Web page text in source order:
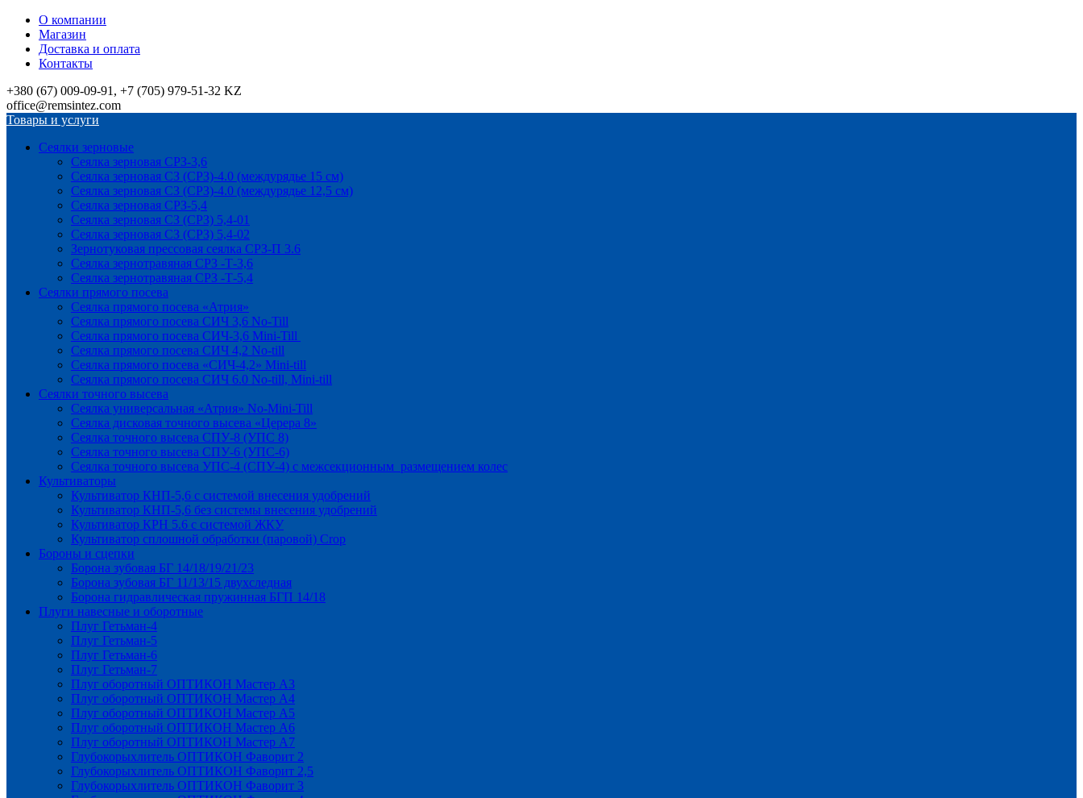
О компании
Магазин
Доставка и оплата
Контакты
+380 (67) 009-09-91, +7 (705) 979-51-32 KZ
office@remsintez.com
Товары и услуги
Сеялки зерновые
Сеялка зерновая СРЗ-3,6
Сеялка зерновая СЗ (СРЗ)-4.0 (междурядье 15 см)
Сеялка зерновая СЗ (СРЗ)-4.0 (междурядье 12,5 см)
Сеялка зерновая СРЗ-5,4
Сеялка зерновая СЗ (СРЗ) 5,4-01
Сеялка зерновая СЗ (СРЗ) 5,4-02
Зернотуковая прессовая сеялка СРЗ-П 3.6
Сеялка зернотравяная СРЗ -Т-3,6
Сеялка зернотравяная СРЗ -Т-5,4
Сеялки прямого посева
Сеялка прямого посева «Атрия»
Сеялка прямого посева СИЧ 3,6 No-Till
Сеялка прямого посева СИЧ-3,6 Mini-Till
Сеялка прямого посева СИЧ 4,2 No-till
Сеялка прямого посева «СИЧ-4,2» Mini-till
Сеялка прямого посева СИЧ 6.0 No-till, Mini-till
Сеялки точного высева
Сеялка универсальная «Атрия» No-Mini-Till
Сеялка дисковая точного высева «Церера 8»
Сеялка точного высева СПУ-8 (УПС 8)
Сеялка точного высева СПУ-6 (УПС-6)
Сеялка точного высева УПС-4 (СПУ-4) с межсекционным размещением колес
Культиваторы
Культиватор КНП-5,6 с системой внесения удобрений
Культиватор КНП-5,6 без системы внесения удобрений
Культиватор КРН 5.6 с системой ЖКУ
Культиватор сплошной обработки (паровой) Crop
Бороны и сцепки
Борона зубовая БГ 14/18/19/21/23
Борона зубовая БГ 11/13/15 двухследная
Борона гидравлическая пружинная БГП 14/18
Плуги навесные и оборотные
Плуг Гетьман-4
Плуг Гетьман-5
Плуг Гетьман-6
Плуг Гетьман-7
Плуг оборотный ОПТИКОН Мастер А3
Плуг оборотный ОПТИКОН Мастер А4
Плуг оборотный ОПТИКОН Мастер А5
Плуг оборотный ОПТИКОН Мастер А6
Плуг оборотный ОПТИКОН Мастер А7
Глубокорыхлитель ОПТИКОН Фаворит 2
Глубокорыхлитель ОПТИКОН Фаворит 2,5
Глубокорыхлитель ОПТИКОН Фаворит 3